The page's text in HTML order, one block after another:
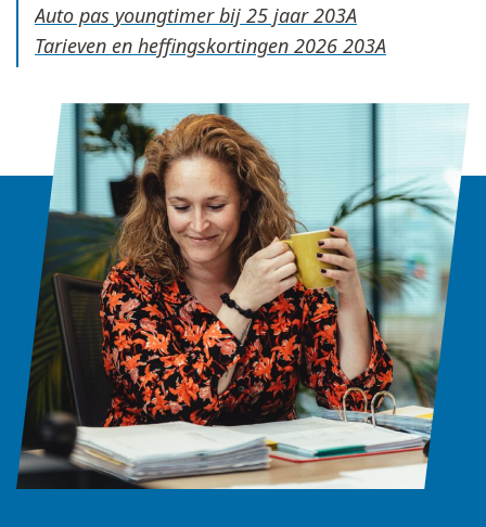
Auto pas youngtimer bij 25 jaar
Tarieven en heffingskortingen 2026